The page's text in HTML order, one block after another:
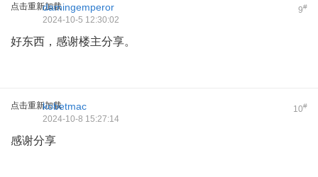
点击重新加载 9#
damingemperor
2024-10-5 12:30:02
好东西，感谢楼主分享。
点击重新加载 10#
kobetmac
2024-10-8 15:27:14
感谢分享